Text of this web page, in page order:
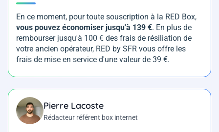
En ce moment, pour toute souscription à la RED Box,
vous pouvez économiser jusqu'à 139 €. En plus de
rembourser jusqu'à 100 € des frais de résiliation de
votre ancien opérateur, RED by SFR vous offre les
frais de mise en service d'une valeur de 39 €.
Pierre Lacoste
Rédacteur référent box internet